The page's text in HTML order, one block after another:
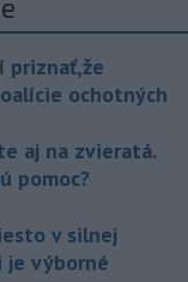
priznať,že
ochotných
aj na zvieratá.
pomoc?
v silnej
je výborné